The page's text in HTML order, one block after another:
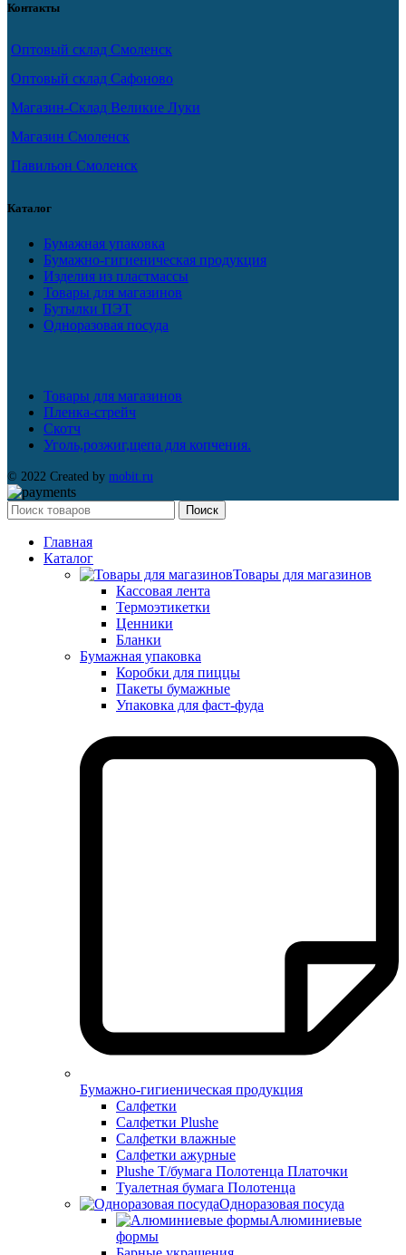
Контакты
Оптовый склад Смоленск
Оптовый склад Сафоново
Магазин-Склад Великие Луки
Магазин Смоленск
Павильон Смоленск
Каталог
Бумажная упаковка
Бумажно-гигиеническая продукция
Изделия из пластмассы
Товары для магазинов
Бутылки ПЭТ
Одноразовая посуда
Товары для магазинов
Пленка-стрейч
Скотч
Уголь,розжиг,щепа для копчения.
© 2022 Created by mobit.ru
Поиск
Главная
Каталог
Товары для магазинов
Кассовая лента
Термоэтикетки
Ценники
Бланки
Бумажная упаковка
Коробки для пиццы
Пакеты бумажные
Упаковка для фаст-фуда
Бумажно-гигиеническая продукция
Салфетки
Салфетки Plushe
Салфетки влажные
Салфетки ажурные
Plushe Т/бумага Полотенца Платочки
Туалетная бумага Полотенца
Одноразовая посуда
Алюминиевые
формы